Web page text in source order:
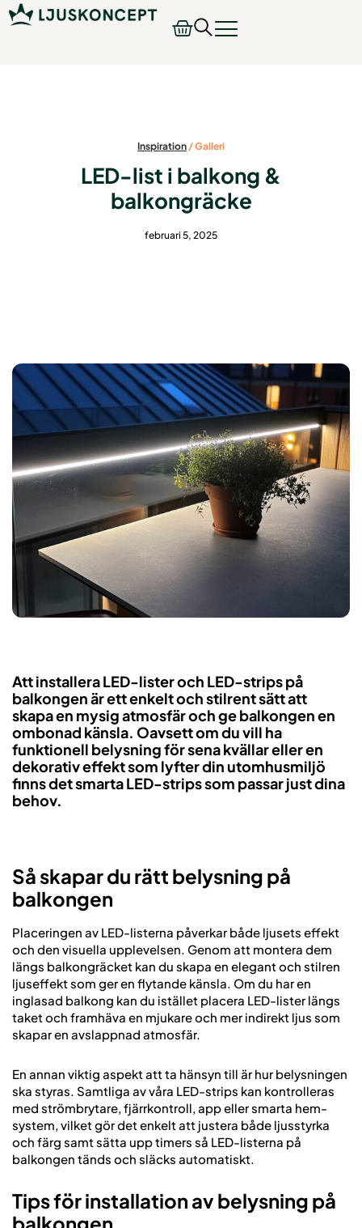
Inspiration /Galleri
LED-list i balkong &
balkongräcke
februari 5, 2025
Att installera LED-lister och LED-strips på
balkongen är ett enkelt och stilrent sätt att
skapa en mysig atmosfär och ge balkongen en
ombonad känsla. Oavsett om du vill ha
funktionell belysning för sena kvällar eller en
dekorativ effekt som lyfter din utomhusmiljö
finns det smarta LED-strips som passar just dina
behov.
Så skapar du rätt belysning på
balkongen
Placeringen av LED-listerna påverkar både ljusets effekt
och den visuella upplevelsen. Genom att montera dem
längs balkongräcket kan du skapa en elegant och stilren
ljuseffekt som ger en flytande känsla. Om du har en
inglasad balkong kan du istället placera LED-lister längs
taket och framhäva en mjukare och mer indirekt ljus som
skapar en avslappnad atmosfär.
En annan viktig aspekt att ta hänsyn till är hur belysningen
ska styras. Samtliga av våra LED-strips kan kontrolleras
med strömbrytare, fjärrkontroll, app eller smarta hem-
system, vilket gör det enkelt att justera både ljusstyrka
och färg samt sätta upp timers så LED-listerna på
balkongen tänds och släcks automatiskt.
Tips för installation av belysning på